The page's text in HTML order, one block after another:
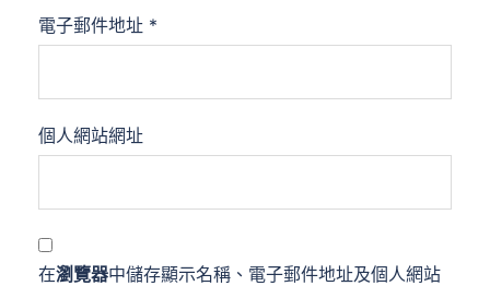
電子郵件地址 *
個人網站網址
在瀏覽器中儲存顯示名稱、電子郵件地址及個人網站